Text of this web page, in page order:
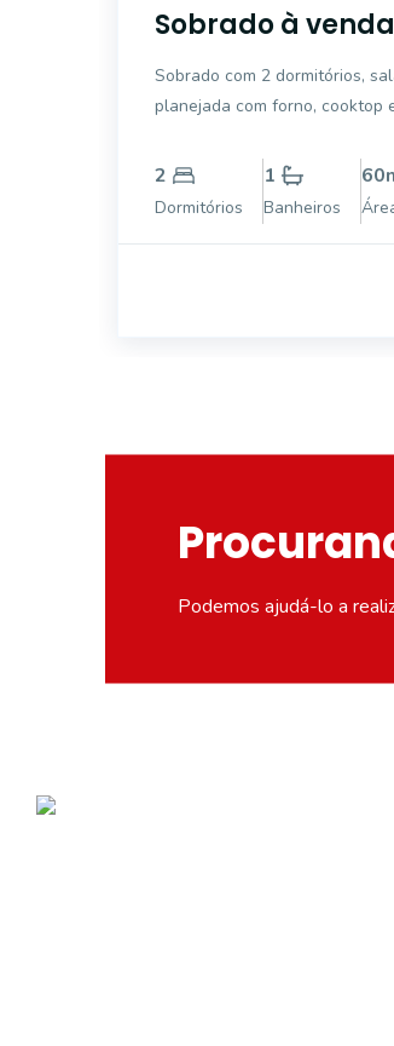
Sobrado à
Chácara
Engenho velho -
Guaçu.
Sobrado com 2 dormitórios,
planejada com forno, cooktop
garagem.
2
Dormitórios
1
Banheiros
60
Podemos ajudá-lo a